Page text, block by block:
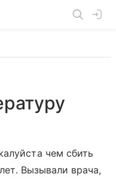
чем сбить
Вызывали врача,